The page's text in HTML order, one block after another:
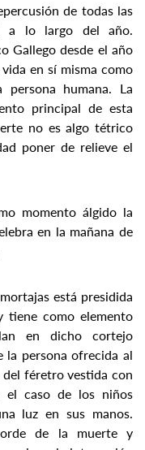
de todas las
a lo largo del año.
Gallego desde el año
en sí misma como
humana. La
principal de esta
no es algo tétrico
poner de relieve el
momento álgido la
en la mañana de
está presidida
tiene como elemento
en dicho cortejo
la persona ofrecida al
féretro vestida con
el caso de los niños
luz en sus manos.
de la muerte y